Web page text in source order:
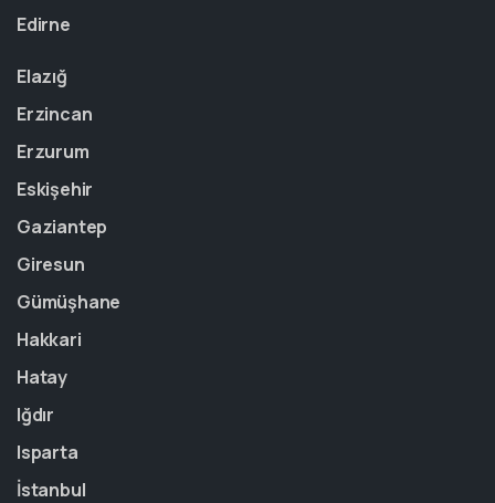
Edirne
Elazığ
Erzincan
Erzurum
Eskişehir
Gaziantep
Giresun
Gümüşhane
Hakkari
Hatay
Iğdır
Isparta
İstanbul